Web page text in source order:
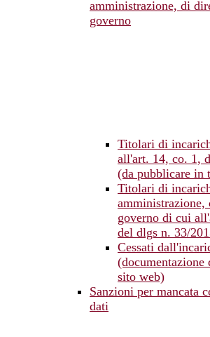
amministrazione, di
governo
Titolari di
all'art. 14, co. 1,
(da pubblicare in
Titolari di
governo di cui
del dlgs n. 33/
Cessati
(documentazione
sito web)
Sanzioni per mancata
dati